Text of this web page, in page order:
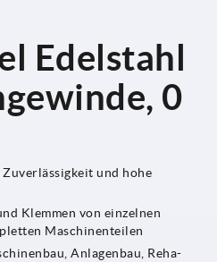
Edelstahl
0
und hohe
Klemmen von einzelnen
Maschinenteilen
Anlagenbau, Reha-